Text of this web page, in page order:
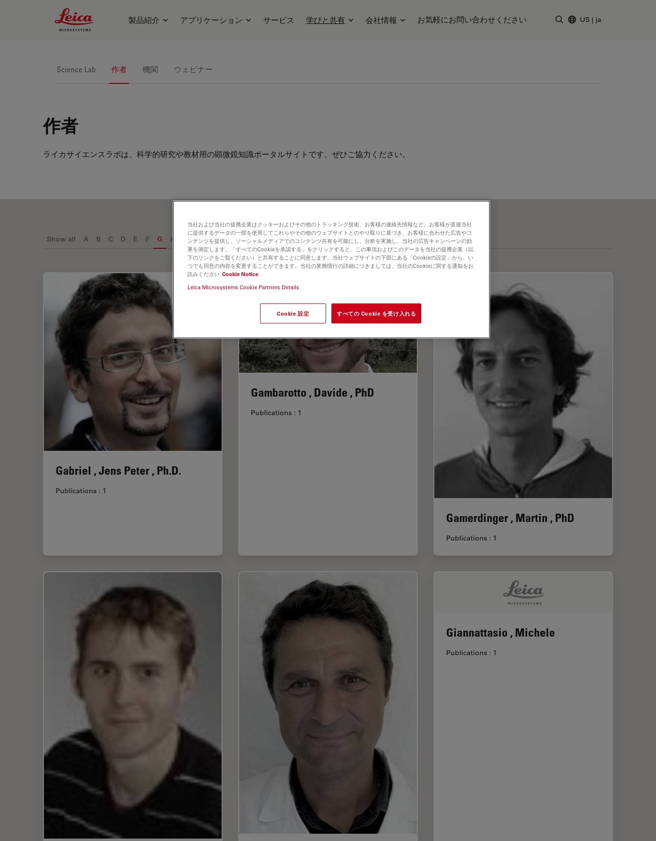
Leica Microsystems Logo
製品紹介 アプリケーション サービス 学びと共有 会社情報 お気軽にお問い合わせください US | ja
Science Lab 作者 機関 ウェビナー
作者
ライカサイエンスラボは、科学的研究や教材用の顕微鏡知識ポータルサイトです。ぜひご協力ください。
Show all A B C D E F G H J K L N O P R S T U V W Z
Gabriel , Jens Peter , Ph.D.
Publications : 1
Gambarotto , Davide , PhD
Publications : 1
Gamerdinger , Martin , PhD
Publications : 1
Giannattasio , Michele
Publications : 1
当社および当社の提携企業はクッキーおよびその他のトラッキング技術、お客様の連絡先情報など、お客様が直接当社
に提供するデータの一部を使用してこれらやその他のウェブサイトとのやり取りに基づき、お客様に合わせた広告やコ
ンテンツを提供し、ソーシャルメディアでのコンテンツ共有を可能にし、分析を実施し、当社の広告キャンペーンの効
果を測定します。「すべてのCookieを承認する」をクリックすると、この事項およびこのデータを当社の提携企業（以
下のリンクをご覧ください）と共有することに同意します。当社ウェブサイトの下部にある「Cookieの設定」から、い
つでも同意の内容を変更することができます。当社の業務慣行の詳細につきましては、当社のCookieに関する通知をお
読みください Cookie Notice
Leica Microsystems Cookie Partners Details
Cookie 設定 すべての Cookie を受け入れる